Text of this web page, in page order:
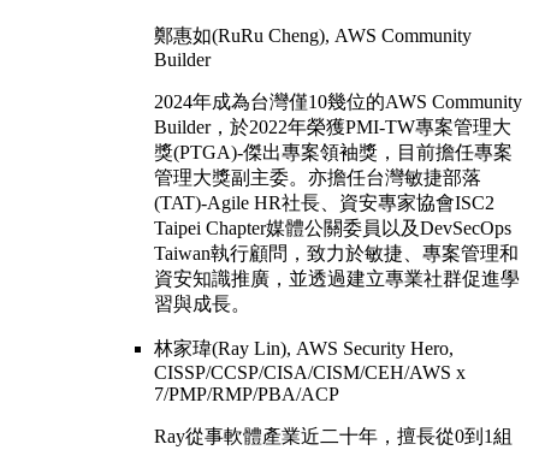
鄭惠如(RuRu Cheng), AWS Community
Builder
2024年成為台灣僅10幾位的AWS Community
Builder，於2022年榮獲PMI-TW專案管理大
獎(PTGA)-傑出專案領袖獎，目前擔任專案
管理大獎副主委。亦擔任台灣敏捷部落
(TAT)-Agile HR社長、資安專家協會ISC2
Taipei Chapter媒體公關委員以及DevSecOps
Taiwan執行顧問，致力於敏捷、專案管理和
資安知識推廣，並透過建立專業社群促進學
習與成長。
林家瑋(Ray Lin), AWS Security Hero,
CISSP/CCSP/CISA/CISM/CEH/AWS x
7/PMP/RMP/PBA/ACP
Ray從事軟體產業近二十年，擅長從0到1組